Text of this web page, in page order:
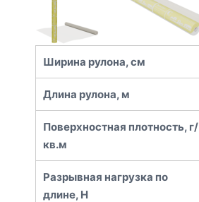
Ширина рулона, см
Длина рулона, м
Поверхностная плотность, г/
кв.м
Разрывная нагрузка по
длине, Н